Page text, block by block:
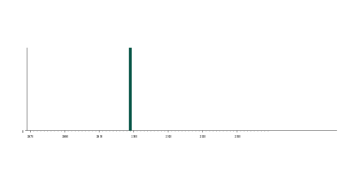
0
1870
1880 1890 1900 1910 1920 1930